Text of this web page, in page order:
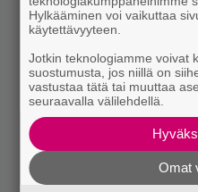
Hylkääminen voi vaikuttaa
käytettävyyteen.
Jotkin teknologiamme voivat
suostumusta, jos niillä on
vastustaa tätä tai muuttaa
seuraavalla välilehdellä.
Omat